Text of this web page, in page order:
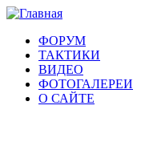
ФОРУМ
ТАКТИКИ
ВИДЕО
ФОТОГАЛЕРЕИ
О САЙТЕ